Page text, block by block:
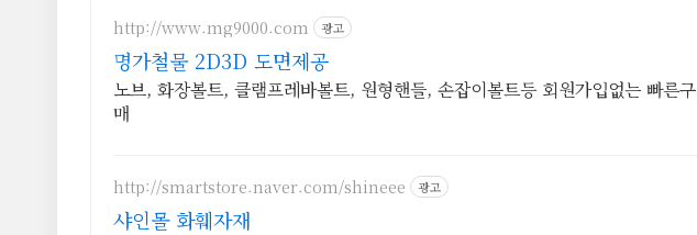
http://www.mg9000.com 광고
명가철물 2D3D 도면제공
노브, 화장볼트, 클램프레바볼트, 원형핸들, 손잡이볼트등 회원가입없는 빠른구
매
http://smartstore.naver.com/shineee 광고
샤인몰 화훼자재